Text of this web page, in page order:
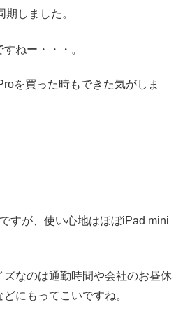
しました。
ねー・・・。
を買った時もできた気がしま
すが、使い心地はほぼiPad mini
なのは通勤時間や会社のお昼休
にもってこいですね。